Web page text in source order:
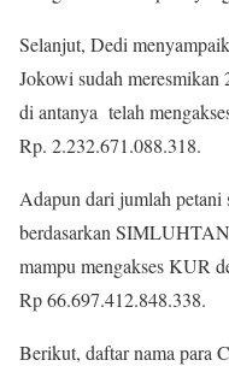
Selanjut, Dedi
Jokowi sudah
di antanya telah
Rp. 2.232.671.088.318.
Adapun dari jumlah petani
berdasarkan
mampu mengakses KUR
Rp 66.697.412.848.338.
Berikut, daftar nama para